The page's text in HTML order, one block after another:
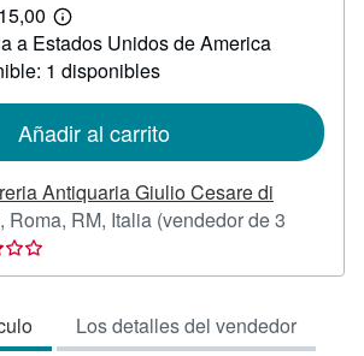
Más
información
sobre
las
envío
a Estados Unidos de America
1 disponibles
Añadir al carrito
Antiquaria Giulio Cesare di
, Roma, RM, Italia (vendedor de 3
Los detalles del vendedor